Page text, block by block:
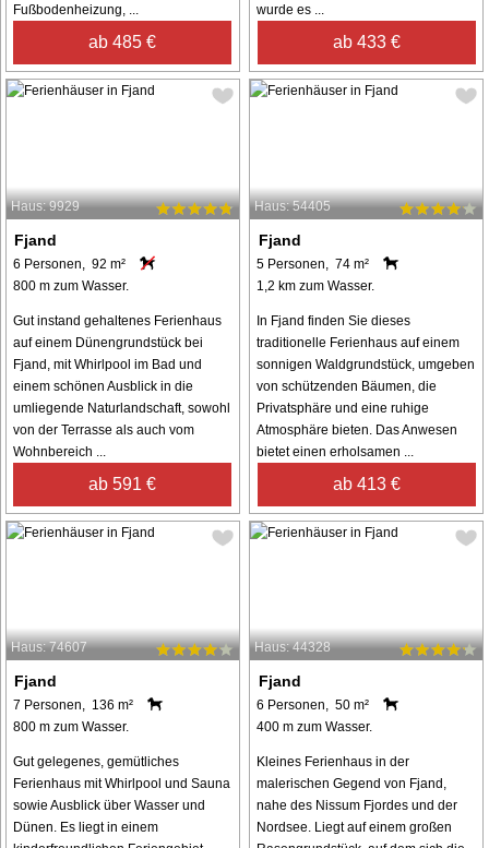
Fußbodenheizung, ...
ab 485 €
wurde es ...
ab 433 €
Haus: 9929
Fjand
6 Personen, 92 m²
800 m zum Wasser.
Gut instand gehaltenes Ferienhaus
auf einem Dünengrundstück bei
Fjand, mit Whirlpool im Bad und
einem schönen Ausblick in die
umliegende Naturlandschaft, sowohl
von der Terrasse als auch vom
Wohnbereich ...
ab 591 €
Haus: 54405
Fjand
5 Personen, 74 m²
1,2 km zum Wasser.
In Fjand finden Sie dieses
traditionelle Ferienhaus auf einem
sonnigen Waldgrundstück, umgeben
von schützenden Bäumen, die
Privatsphäre und eine ruhige
Atmosphäre bieten. Das Anwesen
bietet einen erholsamen ...
ab 413 €
Haus: 74607
Fjand
7 Personen, 136 m²
800 m zum Wasser.
Gut gelegenes, gemütliches
Ferienhaus mit Whirlpool und Sauna
sowie Ausblick über Wasser und
Dünen. Es liegt in einem
Haus: 44328
Fjand
6 Personen, 50 m²
400 m zum Wasser.
Kleines Ferienhaus in der
malerischen Gegend von Fjand,
nahe des Nissum Fjordes und der
Nordsee. Liegt auf einem großen